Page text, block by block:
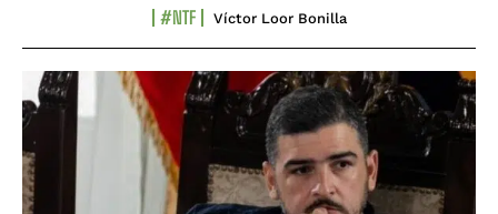
#NTF Víctor Loor Bonilla